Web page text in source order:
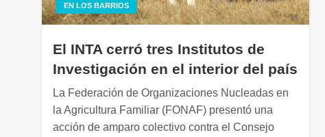
EN LOS BARRIOS
El INTA cerró tres Institutos de
Investigación en el interior del país
La Federación de Organizaciones Nucleadas en
la Agricultura Familiar (FONAF) presentó una
acción de amparo colectivo contra el Consejo